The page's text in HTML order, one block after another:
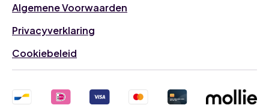
Algemene Voorwaarden
Privacyverklaring
Cookiebeleid